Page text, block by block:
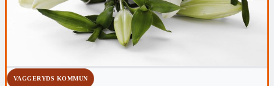
VAGGERYDS KOMMUN